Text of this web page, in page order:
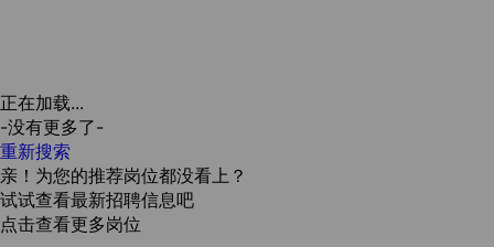
正在加载...
-没有更多了-
重新搜索
亲！为您的推荐岗位都没看上？
试试查看最新招聘信息吧
点击查看更多岗位